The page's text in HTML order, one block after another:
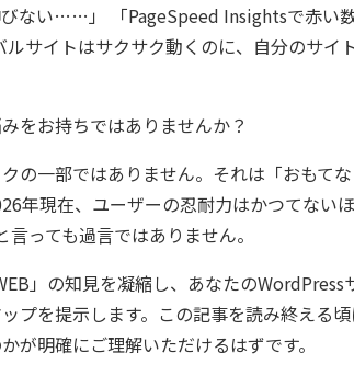
びない……」 「PageSpeed Insightsで赤い
サイトはサクサク動くのに、自分のサイ
をお持ちではありませんか？
の一部ではありません。それは「おもて
年現在、ユーザーの忍耐力はかつてないほ
っても過言ではありません。
」の知見を凝縮し、あなたのWordPress
プを提示します。この記事を読み終える
が明確にご理解いただけるはずです。